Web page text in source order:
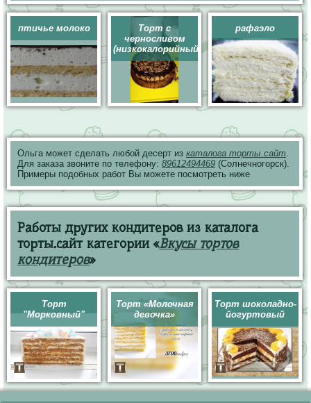
птичье молоко
Торт с
черносливом
(низкокалорийный)
рафаэло
Ольга может сделать любой десерт из каталога торты.сайт
Для заказа звоните по телефону: 89612494469 (Солнечногорск).
Примеры подобных работ Вы можете посмотреть ниже
Работы других кондитеров из каталога
торты.сайт категории «Вкусы тортов
кондитеров»
Торт
"Морковный"
Торт «Молочная
девочка»
Торт шоколадно-
йогуртовый